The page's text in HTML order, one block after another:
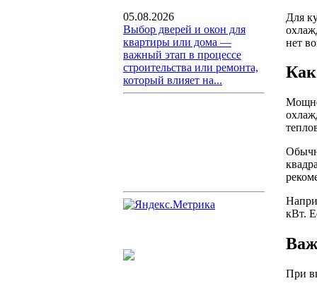
05.08.2026
Выбор дверей и окон для
квартиры или дома —
важный этап в процессе
строительства или ремонта,
который влияет на...
Для
нет
кВт.
При